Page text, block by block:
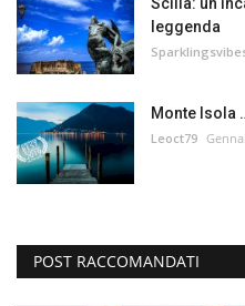
leggenda
Monte Isola
Leoct79
POST RACCOMANDATI